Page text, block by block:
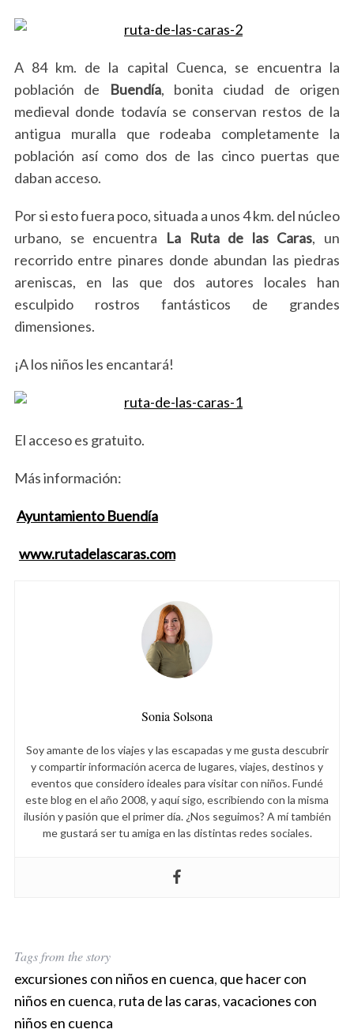
A 84 km. de la capital Cuenca, se encuentra la
población de
Buendía, bonita ciudad de origen
medieval donde todavía se conservan restos de la
antigua muralla que rodeaba completamente la
población así como dos de las cinco puertas que
daban acceso.
Por si esto fuera poco, situada a unos 4 km. del núcleo
urbano, se encuentra La Ruta de las Caras, un
recorrido entre pinares donde abundan las piedras
areniscas, en las que dos autores locales han
esculpido rostros fantásticos de grandes
dimensiones.
¡A los niños les encantará!
El acceso es gratuito.
Más información:
Ayuntamiento Buendía
www.rutadelascaras.com
Sonia Solsona
Soy amante de los viajes y las escapadas y me gusta descubrir
y compartir información acerca de lugares, viajes, destinos y
eventos que considero ideales para visitar con niños. Fundé
este blog en el año 2008, y aquí sigo, escribiendo con la misma
ilusión y pasión que el primer día. ¿Nos seguimos? A mí también
me gustará ser tu amiga en las distintas redes sociales.
Tags from the story
excursiones con niños en cuenca, que hacer con
niños en cuenca, ruta de las caras,vacaciones con
niños en cuenca
f
o
r
: